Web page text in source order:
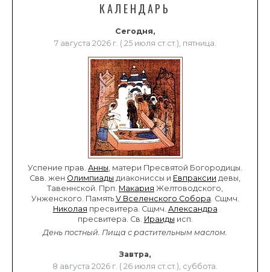
КАЛЕНДАРЬ
Сегодня,
7 августа 2026 г. ( 25 июля ст.ст.), пятница.
Успение прав. Анны, матери Пресвятой Богородицы.
Свв. жен Олимпиады диакониссы и Евпраксии девы,
Тавеннской. Прп. Макария Желтоводского,
Унженского. Память V Вселенского Собора. Сщмч.
Николая пресвитера. Сщмч. Александра
пресвитера. Св. Ираиды исп.
День постный. Пища с растительным маслом.
Завтра,
8 августа 2026 г. ( 26 июля ст.ст.), суббота.